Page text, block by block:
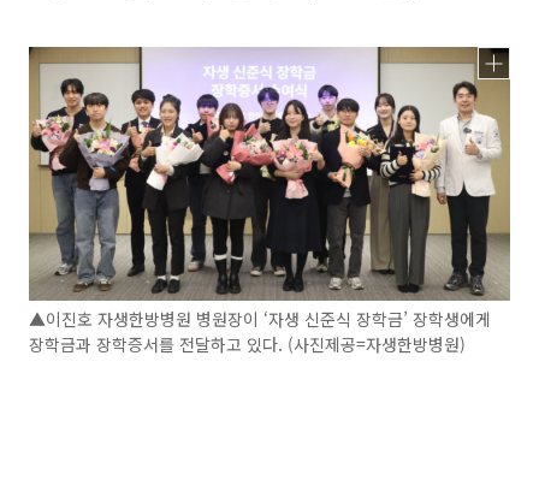
▲이진호 자생한방병원 병원장이 ‘자생 신준식 장학금’ 장학생에게
장학금과 장학증서를 전달하고 있다. (사진제공=자생한방병원)